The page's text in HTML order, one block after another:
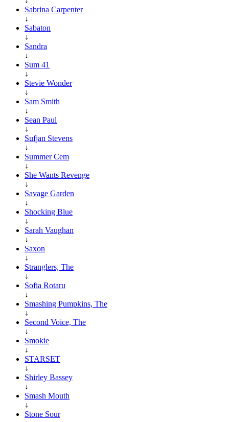
Sabrina Carpenter
↓
Sabaton
↓
Sandra
↓
Sum 41
↓
Stevie Wonder
↓
Sam Smith
↓
Sean Paul
↓
Sufjan Stevens
↓
Summer Cem
↓
She Wants Revenge
↓
Savage Garden
↓
Shocking Blue
↓
Sarah Vaughan
↓
Saxon
↓
Stranglers, The
↓
Sofia Rotaru
↓
Smashing Pumpkins, The
↓
Second Voice, The
↓
Smokie
↓
STARSET
↓
Shirley Bassey
↓
Smash Mouth
↓
Stone Sour